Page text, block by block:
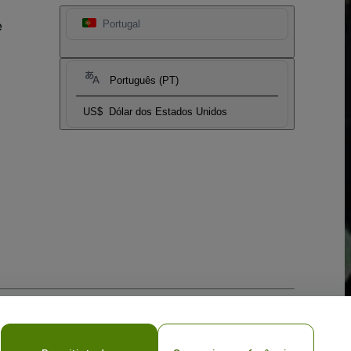
Portugal
Português (PT)
US$ Dólar dos Estados Unidos
Choices